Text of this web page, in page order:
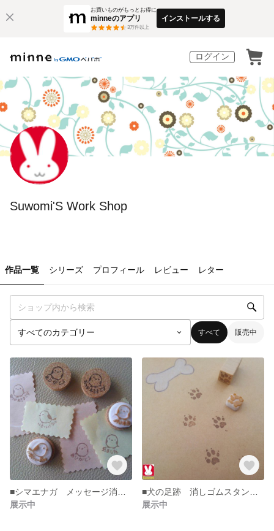
お買いものがもっとお得に
minneのアプリ
3万件以上
インストールする
ログイン
Suwomi'S Work Shop
作品一覧 シリーズ プロフィール レビュー レター
すべて 販売中
展示中
展示中